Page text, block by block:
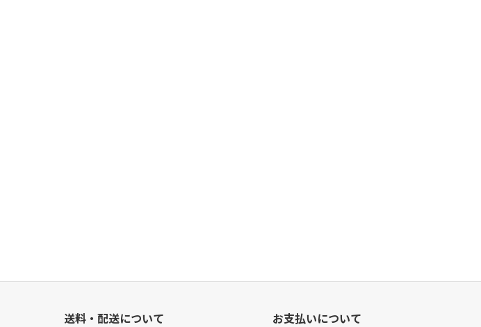
送料・配送について お支払いについて